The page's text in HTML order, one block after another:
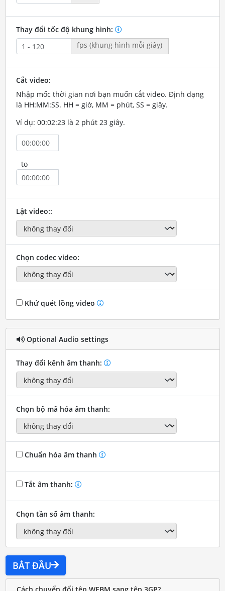
Thay đổi tốc độ khung hình:
fps (khung hình mỗi giây)
Cắt video:
Nhập mốc thời gian nơi bạn muốn cắt video. Định dạng
là HH:MM:SS. HH = giờ, MM = phút, SS = giây.
Ví dụ: 00:02:23 là 2 phút 23 giây.
to
Lật video::
Chọn codec video:
Khử quét lồng video
Optional Audio settings
Thay đổi kênh âm thanh:
Chọn bộ mã hóa âm thanh:
Chuẩn hóa âm thanh
Tắt âm thanh:
Chọn tần số âm thanh:
BẮT ĐẦU